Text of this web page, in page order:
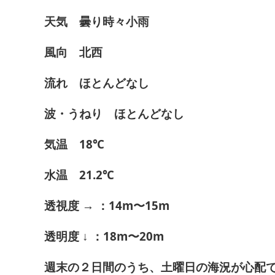
天気 曇り時々小雨
風向 北西
流れ ほとんどなし
波・うねり ほとんどなし
気温 18℃
水温 21.2℃
透視度 → ：14m〜15m
透明度 ↓ ：18m〜20m
週末の２日間のうち、土曜日の海況が心配